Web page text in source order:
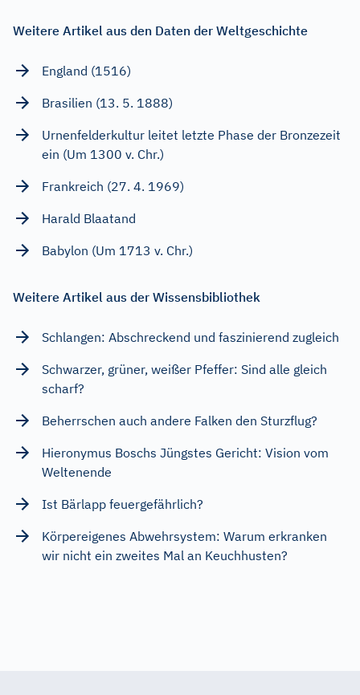
Weitere Artikel aus den Daten der Weltgeschichte
England (1516)
Brasilien (13. 5. 1888)
Urnenfelderkultur leitet letzte Phase der Bronzezeit
ein (Um 1300 v. Chr.)
Frankreich (27. 4. 1969)
Harald Blaatand
Babylon (Um 1713 v. Chr.)
Weitere Artikel aus der Wissensbibliothek
Schlangen: Abschreckend und faszinierend zugleich
Schwarzer, grüner, weißer Pfeffer: Sind alle gleich
scharf?
Beherrschen auch andere Falken den Sturzflug?
Hieronymus Boschs Jüngstes Gericht: Vision vom
Weltenende
Ist Bärlapp feuergefährlich?
Körpereigenes Abwehrsystem: Warum erkranken
wir nicht ein zweites Mal an Keuchhusten?